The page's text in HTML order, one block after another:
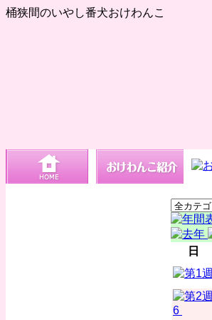
桶狭間のいやし番犬おけわんこ
日
6